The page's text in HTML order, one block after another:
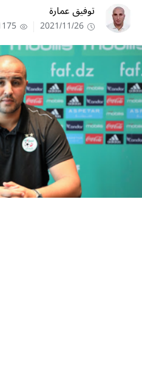
توفيق عمارة
2021/11/26